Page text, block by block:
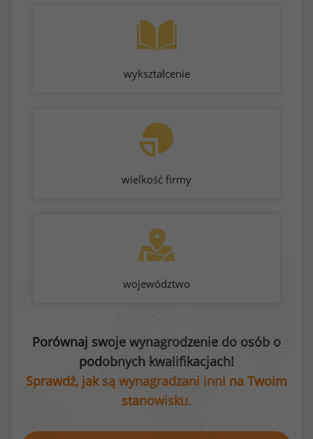
wykształcenie
wielkość firmy
województwo
Porównaj swoje wynagrodzenie do osób o
podobnych kwalifikacjach!
Sprawdź, jak są wynagradzani inni na Twoim
stanowisku.